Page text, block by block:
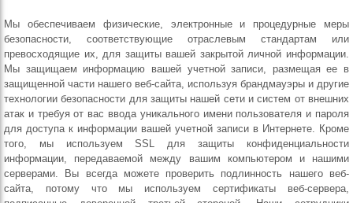
Мы обеспечиваем физические, электронные и процедурные меры
безопасности, соответствующие отраслевым стандартам или
превосходящие их, для защиты вашей закрытой личной информации.
Мы защищаем информацию вашей учетной записи, размещая ее в
защищенной части нашего веб-сайта, используя брандмауэры и другие
технологии безопасности для защиты нашей сети и систем от внешних
атак и требуя от вас ввода уникального имени пользователя и пароля
для доступа к информации вашей учетной записи в Интернете. Кроме
того, мы используем SSL для защиты конфиденциальности
информации, передаваемой между вашим компьютером и нашими
серверами. Вы всегда можете проверить подлинность нашего веб-
сайта, потому что мы используем сертификаты веб-сервера,